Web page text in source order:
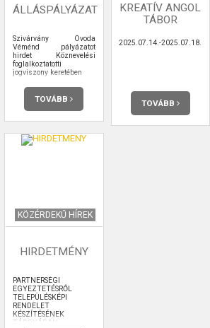
ÁLLÁSPÁLYÁZAT
Szivárvány Óvoda
Véménd pályázatot
hirdet Köznevelési
foglalkoztatotti
jogviszony keretében
TOVÁBB
KREATÍV ANGOL
TÁBOR
2025.07.14.-2025.07.18.
TOVÁBB
KÖZÉRDEKŰ HÍREK
HIRDETMÉNY
PARTNERSÉGI
EGYEZTETÉSRŐL
TELEPÜLÉSKÉPI
RENDELET
KÉSZÍTÉSÉNEK
TÁRGYÁBAN